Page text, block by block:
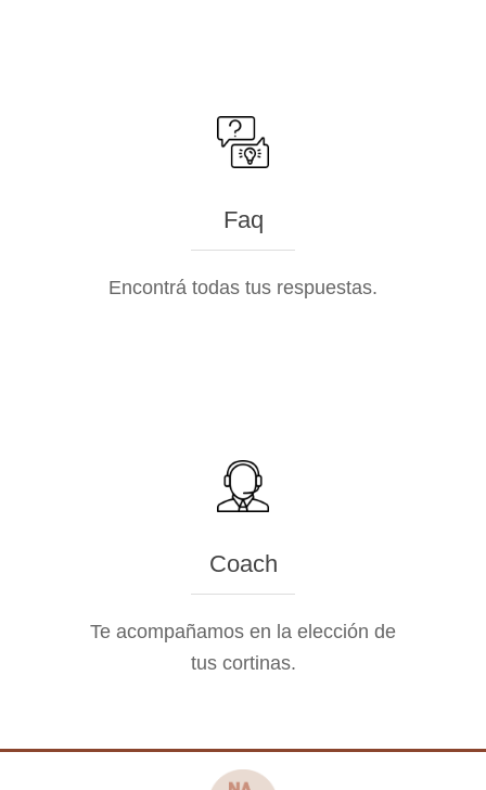
Faq
Encontrá todas tus respuestas.
Coach
Te acompañamos en la elección de
tus cortinas.